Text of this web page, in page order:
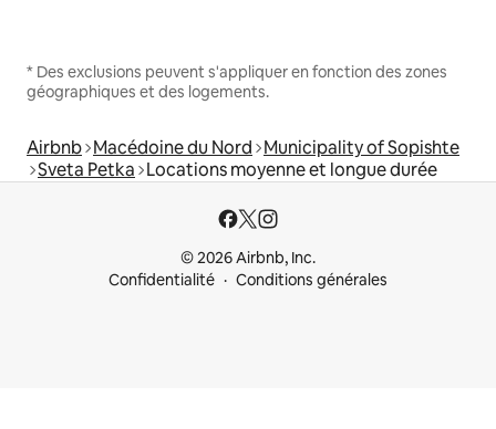
* Des exclusions peuvent s'appliquer en fonction des zones
géographiques et des logements.
Airbnb Macédoine du Nord Municipality of Sopishte
Sveta Petka Locations moyenne et longue durée
© 2026 Airbnb, Inc.
Confidentialité
Conditions générales